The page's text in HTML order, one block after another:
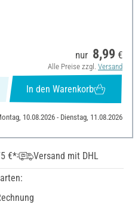
nur 8,99 €
Alle Preise zzgl. Versand
In den Warenkorb
10.08.2026 - Dienstag, 11.08.2026
€*
Versand mit DHL